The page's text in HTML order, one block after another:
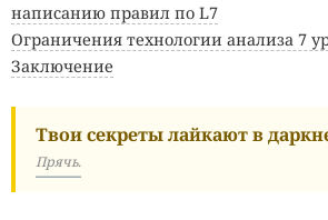
написанию правил по L7
Ограничения технологии анализа 7
Заключение
Твои секреты лайкают в
Прячь.